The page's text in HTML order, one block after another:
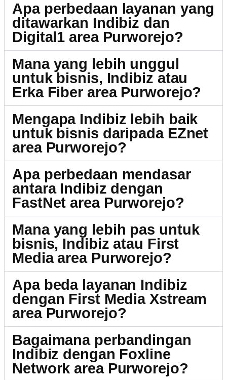
Apa perbedaan layanan yang
ditawarkan Indibiz dan
Digital1 area Purworejo?
Mana yang lebih unggul
untuk bisnis, Indibiz atau
Erka Fiber area Purworejo?
Mengapa Indibiz lebih baik
untuk bisnis daripada EZnet
area Purworejo?
Apa perbedaan mendasar
antara Indibiz dengan
FastNet area Purworejo?
Mana yang lebih pas untuk
bisnis, Indibiz atau First
Media area Purworejo?
Apa beda layanan Indibiz
dengan First Media Xstream
area Purworejo?
Bagaimana perbandingan
Indibiz dengan Foxline
Network area Purworejo?